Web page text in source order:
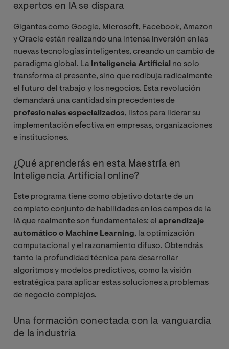
expertos en IA se dispara
Gigantes como Google, Microsoft, Facebook, Amazon
y Oracle están realizando una intensa inversión en las
nuevas tecnologías inteligentes, creando un cambio de
paradigma global. La Inteligencia Artificial no solo
transforma el presente, sino que redibuja radicalmente
el futuro del trabajo y los negocios. Esta revolución
demandará una cantidad sin precedentes de
profesionales especializados, listos para liderar su
implementación efectiva en empresas, organizaciones
e instituciones.
¿Qué aprenderás en esta Maestría en
Inteligencia Artificial online?
Este programa tiene como objetivo dotarte de un
completo conjunto de habilidades en los campos de la
IA que realmente son fundamentales: el aprendizaje
automático o Machine Learning, la optimización
computacional y el razonamiento difuso. Obtendrás
tanto la profundidad técnica para desarrollar
algoritmos y modelos predictivos, como la visión
estratégica para aplicar estas soluciones a problemas
de negocio complejos.
Una formación conectada con la vanguardia
de la industria